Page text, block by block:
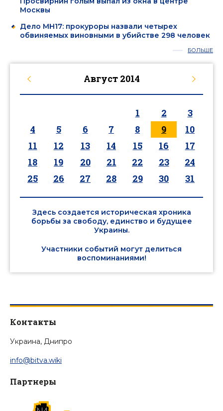
Москвы
Дело MH17: прокуроры назвали четырех
обвиняемых виновными в убийстве 298 человек
БОЛЬШЕ
Август 2014
1 2
3
4
5 6 7 8 9
10
11
12 13 14 15 16
17
18
19 20 21 22 23
24
25
26 27 28 29 30 31
Здесь создается историческая хроника
борьбы за свободу, единство и будущее
Украины.
Участники событий могут делиться
воспоминаниями!
Контакты
Украина, Днипро
info@bitva.wiki
Партнеры